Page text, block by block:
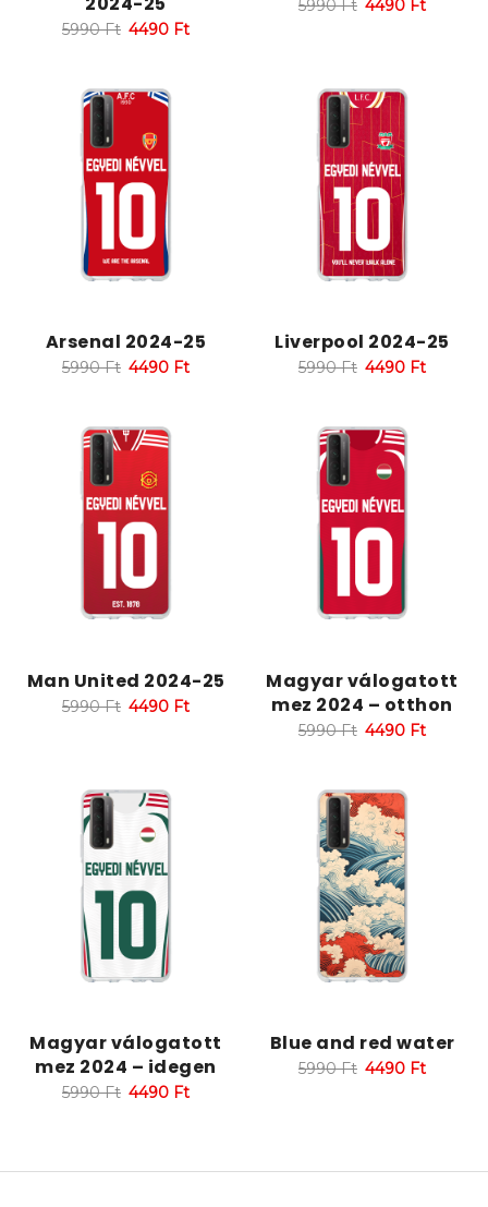
5990Ft 4490 Ft
5990Ft 4490 Ft
Arsenal 2024-25
5990Ft 4490 Ft
Liverpool 2024-25
5990Ft 4490 Ft
Man United 2024-25
5990Ft 4490 Ft
Magyar válogatott
mez 2024 – otthon
5990Ft 4490 Ft
Magyar válogatott
mez 2024 – idegen
5990Ft 4490 Ft
Blue and red water
5990Ft 4490 Ft